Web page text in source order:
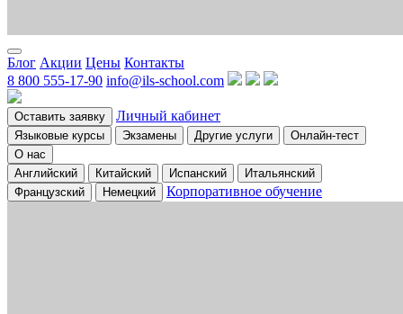
Блог Акции Цены Контакты
8 800 555-17-90 info@ils-school.com
Оставить заявку Личный кабинет
Языковые курсы Экзамены Другие услуги
Онлайн-тест
О нас
Английский
Китайский Испанский
Итальянский
Французский
Немецкий Корпоративное обучение